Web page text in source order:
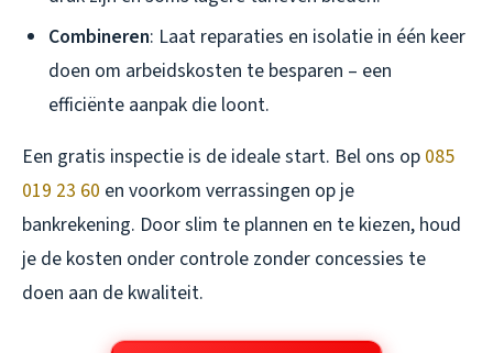
Combineren: Laat reparaties en isolatie in één keer
doen om arbeidskosten te besparen – een
efficiënte aanpak die loont.
Een gratis inspectie is de ideale start. Bel ons op 085
019 23 60 en voorkom verrassingen op je
bankrekening. Door slim te plannen en te kiezen, houd
je de kosten onder controle zonder concessies te
doen aan de kwaliteit.